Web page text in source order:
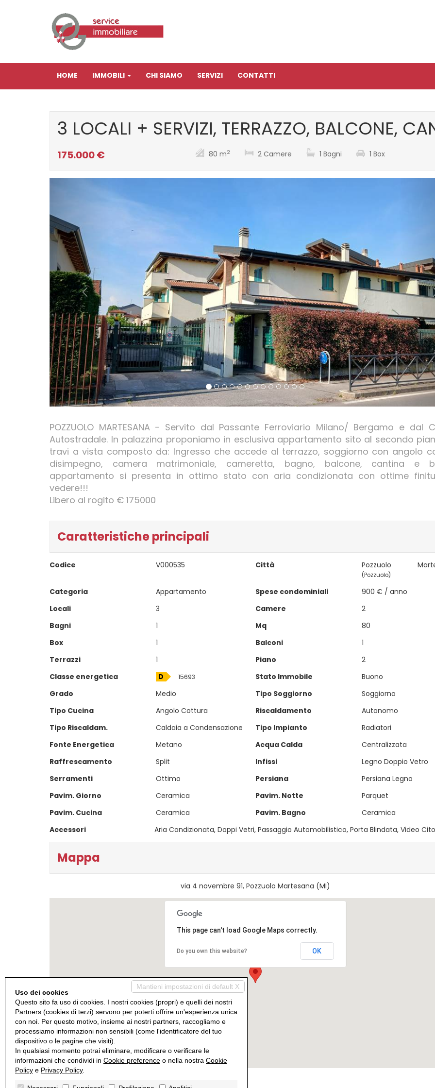
HOME IMMOBILI CHI SIAMO SERVIZI CONTATTI
3 LOCALI + SERVIZI, TERRAZZO, BALCONE,
175.000 € 80 m2 2 Camere 1 Bagni 1 Box
POZZUOLO MARTESANA - Servito dal Passante Ferroviario Milano/ Bergamo e dal
Autostradale. In palazzina proponiamo in esclusiva appartamento sito al secondo
travi a vista composto da: Ingresso che accede al terrazzo, soggiorno con angolo
disimpegno, camera matrimoniale, cameretta, bagno, balcone, cantina e
appartamento si presenta in ottimo stato con aria condizionata con ottime
vedere!!!
Libero al rogito € 175000
Caratteristiche principali
Codice V000535 Città Pozzuolo
(Pozzuolo)
Categoria Appartamento Spese condominiali
900 € / anno
Locali
3 Camere
2
Bagni
1 Mq
80
Box
1 Balconi
1
Terrazzi
1 Piano
2
Classe energetica
D 15693 Stato Immobile
Buono
Grado
Medio Tipo Soggiorno
Soggiorno
Tipo Cucina
Angolo Cottura Riscaldamento
Autonomo
Tipo Riscaldam.
Caldaia a Condensazione Tipo Impianto
Radiatori
Fonte Energetica
Metano Acqua Calda
Centralizzata
Raffrescamento
Split Infissi
Legno Doppio Vetro
Serramenti
Ottimo Persiana
Persiana Legno
Pavim. Giorno
Ceramica Pavim. Notte
Parquet
Pavim. Cucina
Ceramica Pavim. Bagno
Ceramica
Accessori
Aria Condizionata, Doppi Vetri, Passaggio Automobilistico, Porta Blindata, Video
Mappa
via 4 novembre 91, Pozzuolo Martesana (MI)
This page can't load Google Maps correctly.
Do you own this website? OK
Mantieni impostazioni di default X
Uso dei cookies
Questo sito fa uso di cookies. I nostri cookies (propri) e quelli dei nostri
Partners (cookies di terzi) servono per poterti offrire un'esperienza unica
con noi. Per questo motivo, insieme ai nostri partners, raccogliamo e
processiamo informazioni non sensibili (come l'identificatore del tuo
dispositivo o le pagine che visiti).
In qualsiasi momento potrai eliminare, modificare o verificare le
informazioni che condividi in Cookie preference o nella nostra Cookie
Policy e Privacy Policy.